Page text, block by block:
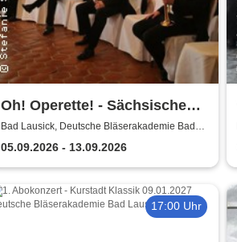
Oh! Operette! - Sächsische
Bläserphilharmonie
Bad Lausick, Deutsche Bläserakademie Bad
05.09.2026 - 13.09.2026
17:00 Uhr